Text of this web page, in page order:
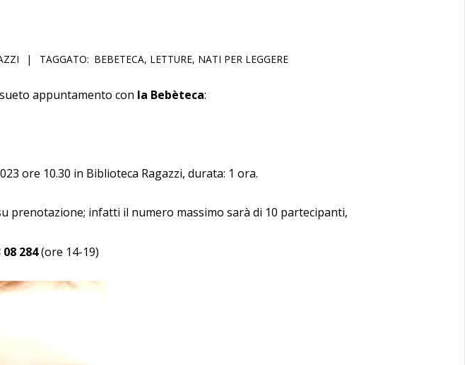
TAGGATO: BEBETECA, LETTURE, NATI PER LEGGERE
appuntamento con la Bebèteca:
ore 10.30 in Biblioteca Ragazzi, durata: 1 ora.
infatti il numero massimo sarà di 10 partecipanti,
08 284(ore 14-19)